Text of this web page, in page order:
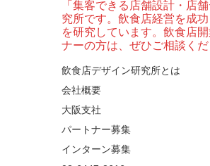
【Queux
ノルム）】女
薦めな&…
「集客できる店舗設計・店
究所です。飲食店経営を成
を研究しています。飲食店
ナーの方は、ぜひご相談くだ
飲食店デザイン研究所とは
会社概要
大阪支社
パートナー募集
インターン募集